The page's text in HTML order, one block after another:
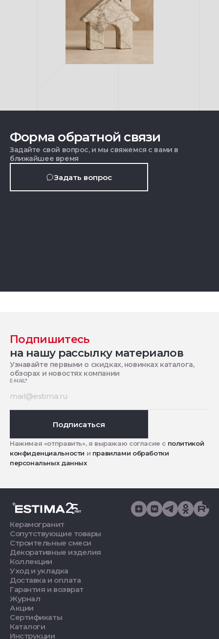
Форма обратной связи
Задайте свой вопрос, и мы свяжемся с вами в
ближайшее время
Задать вопрос
Подпишитесь
на нашу рассылку материалов
Узнавайте первыми о скидках, новинках каталога,
обзорах и новостях компании
E-MAIL*
Подписаться
Нажимая «отправить», я выражаю согласие с политикой
конфиденциальности и правилами обработки
персональных данных
Керамогранит
Сопутствующие товары
Строительные смеси
Декоративные изделия
Коллекции
Уход и укладка
Доставка и оплата
Гарантия и возврат
Журнал
Акции
Сертификаты
Каталоги
Инструкции